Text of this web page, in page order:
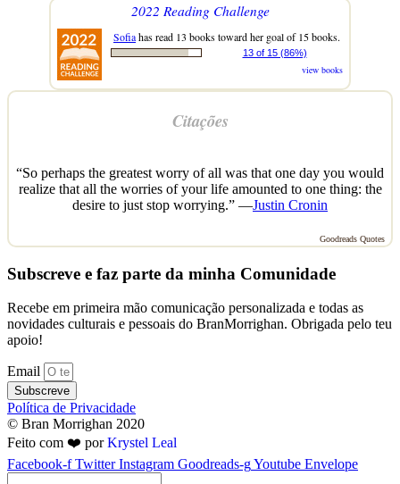
2022 Reading Challenge
Sofiahas read 13 books toward her goal of 15 books.
13 of 15 (86%)
view books
Citações
“So perhaps the greatest worry of all was that one day you would
realize that all the worries of your life amounted to one thing: the
desire to just stop worrying.” —Justin Cronin
Goodreads Quotes
Subscreve e faz parte da minha Comunidade
Recebe em primeira mão comunicação personalizada e todas as
novidades culturais e pessoais do BranMorrighan. Obrigada pelo teu
apoio!
Email
Subscreve
Política de Privacidade
© Bran Morrighan 2020
Feito com ❤️ porKrystel Leal
Facebook-f Twitter Instagram Goodreads-gYoutube Envelope